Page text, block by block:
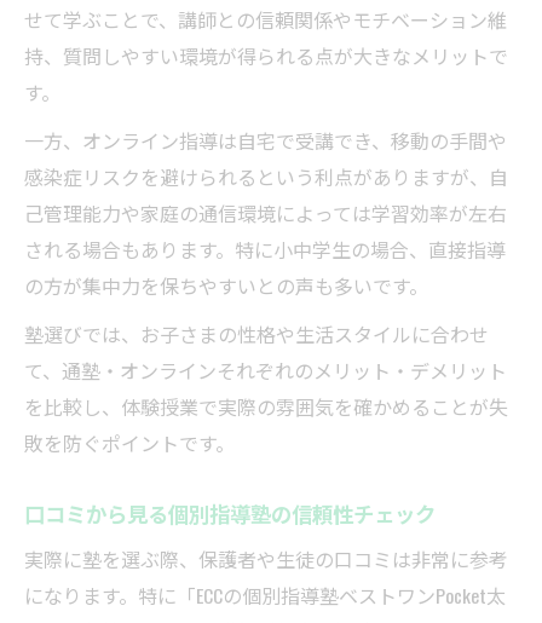
せて学ぶことで、講師との信頼関係やモチベーション維
持、質問しやすい環境が得られる点が大きなメリットで
す。
一方、オンライン指導は自宅で受講でき、移動の手間や
感染症リスクを避けられるという利点がありますが、自
己管理能力や家庭の通信環境によっては学習効率が左右
される場合もあります。特に小中学生の場合、直接指導
の方が集中力を保ちやすいとの声も多いです。
塾選びでは、お子さまの性格や生活スタイルに合わせ
て、通塾・オンラインそれぞれのメリット・デメリット
を比較し、体験授業で実際の雰囲気を確かめることが失
敗を防ぐポイントです。
口コミから見る個別指導塾の信頼性チェック
実際に塾を選ぶ際、保護者や生徒の口コミは非常に参考
になります。特に「ECCの個別指導塾ベストワンPocket太